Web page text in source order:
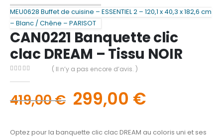
MEU0628 Buffet de cuisine – ESSENTIEL 2 – 120,1 x 40,3 x 182,6 cm
– Blanc / Chêne – PARISOT
CAN0221 Banquette clic
clac DREAM – Tissu NOIR
( Il n’y a pas encore d’avis. )
419,00€ 299,00 €
Optez pour la banquette clic clac DREAM au coloris uni et ses